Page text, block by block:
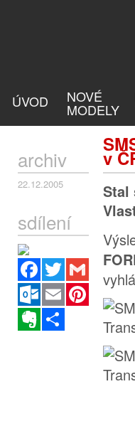
ÚVOD NOVÉ
MODELY
v
archiv
22.12.2005
sdílení
Facebook
Twitter
Gmail
Outlook.com
Email
Pinterest
Evernote
Stal